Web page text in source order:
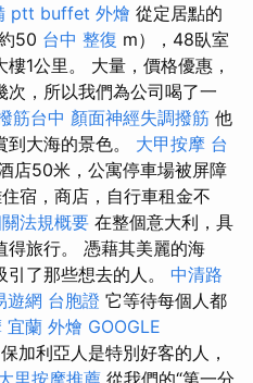
ptt buffet 外燴 從定居點的
50 台中 整復 m），48臥室
1公里。 大量，價格優惠，
，所以我們為公司喝了一
筋台中 顏面神經失調撥筋 他
大海的景色。 大甲按摩 台
店50米，公寓停車場被屏障
宿，商店，自行車租金不
法規概要 在整個意大利，具
得旅行。 憑藉其美麗的海
了那些想去的人。 中清路
遊網 台胞證 它等待每個人都
宜蘭 外燴 GOOGLE
保加利亞人是特別好客的人，
里按摩推薦 從我們的“第一分